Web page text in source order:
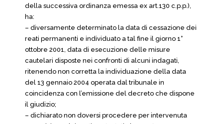
della successiva ordinanza emessa ex art.130 c.p.p.),
ha:
– diversamente determinato la data di cessazione dei
reati permanenti e individuato a tal fine il giorno 1°
ottobre 2001, data di esecuzione delle misure
cautelari disposte nei confronti di alcuni indagati,
ritenendo non corretta la individuazione della data
del 13 gennaio 2004 operata dal tribunale in
coincidenza con l’emissione del decreto che dispone
il giudizio;
– dichiarato non doversi procedere per intervenuta